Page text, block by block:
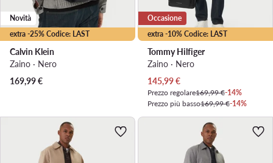
extra -25% Codice: LAST
Novità
Calvin Klein
Zaino · Nero
169,99€
extra -10% Codice: LAST
Occasione
Tommy Hilfiger
Zaino · Nero
Prezzo attuale
145,99€
Prezzo regolare169,99 €-14%
Prezzo più basso169,99 €-14%